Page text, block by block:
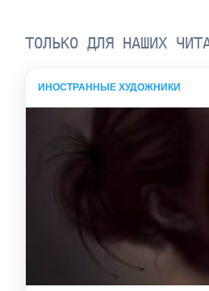
ТОЛЬКО ДЛЯ НАШИХ
ИНОСТРАННЫЕ ХУДОЖНИКИ